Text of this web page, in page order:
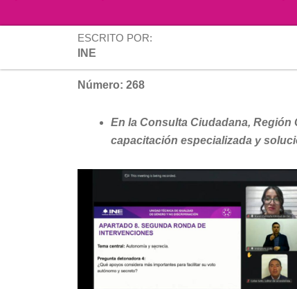
ESCRITO POR:
INE
Número: 268
En la Consulta Ciudadana,
capacitación especializada y